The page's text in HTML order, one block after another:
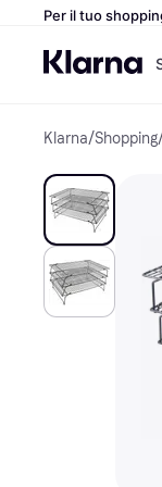
Per il tuo
Klarna/Shopping